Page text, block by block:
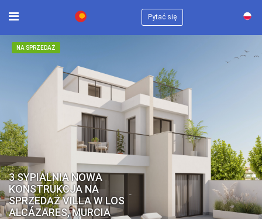
Pytać się
NA SPRZEDAŻ
3 SYPIALNIA NOWA
KONSTRUKCJA NA
SPRZEDAŻ VILLA W LOS
ALCÁZARES, MURCIA